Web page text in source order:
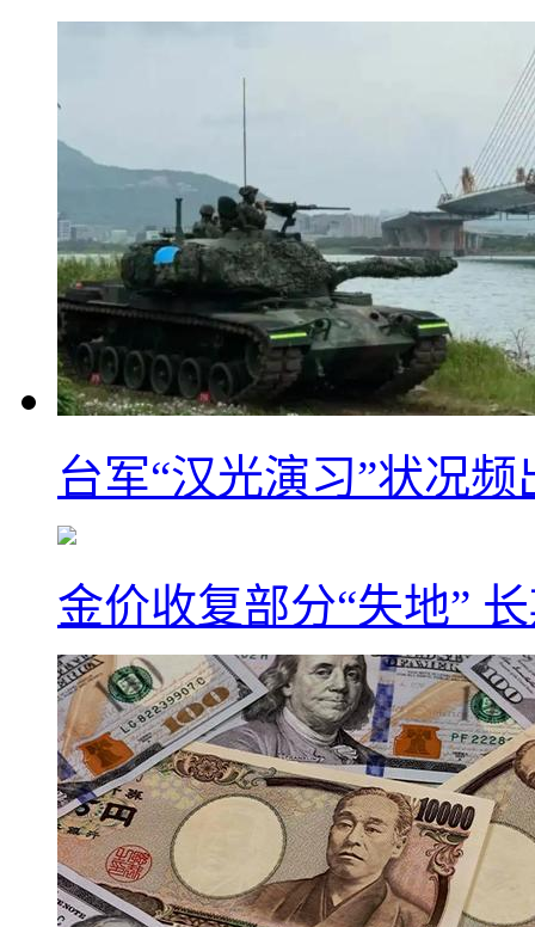
台军“汉光演习”状况
金价收复部分“失地”